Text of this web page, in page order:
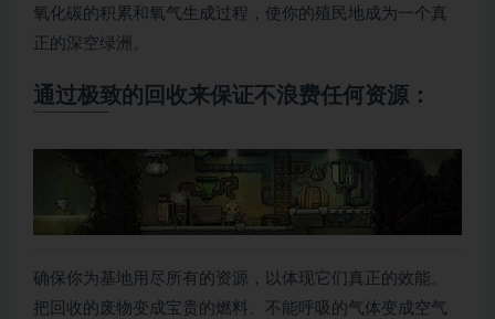
氧化碳的积累和氧气生成过程，使你的殖民地成为一个真
正的深空绿洲。
通过极致的回收来保证不浪费任何资源：
确保你为基地用尽所有的资源，以体现它们真正的效能。
把回收的废物变成宝贵的燃料、不能呼吸的气体变成空气